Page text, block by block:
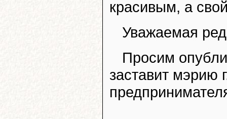
красивым, а
Уважаемая
Просим
заставит мэрию